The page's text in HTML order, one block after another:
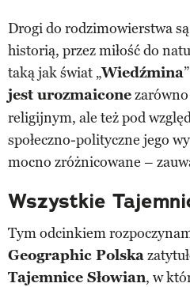
Drogi do rodzimowierstwa
historią, przez miłość do
taką jak świat „Wiedźmina
jest urozmaicone
religijnym, ale też pod
społeczno-polityczne jego
mocno zróżnicowane –
Wszystkie
Tym odcinkiem
Geographic Polska
Tajemnice Słowian, w